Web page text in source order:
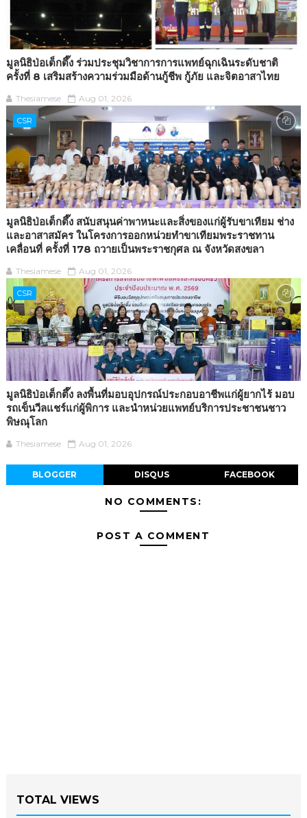
มูลนิธิป่อเต็กตึ๊ง ร่วมประชุมวิชาการการแพทย์ฉุกเฉินระดับชาติ
ครั้งที่ 8 เสริมสร้างความร่วมมือด้านกู้ชีพ กู้ภัย และจิตอาสาไทย
Thesiamese Aug 01, 2026
CSR
มูลนิธิป่อเต็กตึ๊ง สนับสนุนค่าพาหนะและสิ่งของแก่ผู้รับขาเทียม ช่าง
และอาสาสมัคร ในโครงการออกหน่วยทำขาเทียมพระราชทาน
เคลื่อนที่ ครั้งที่ 178 ถวายเป็นพระราชกุศล ณ จังหวัดสงขลา
Thesiamese Aug 01, 2026
CSR
มูลนิธิป่อเต็กตึ๊ง ลงพื้นที่มอบอุปกรณ์ประกอบอาชีพแก่ผู้ยากไร้ มอบ
รถเข็นวีลแชร์แก่ผู้พิการ และนำหน่วยแพทย์บริการประชาชนชาว
พิษณุโลก
Thesiamese Aug 01, 2026
BLOGGER DISQUS FACEBOOK
NO COMMENTS:
POST A COMMENT
TOTAL VIEWS